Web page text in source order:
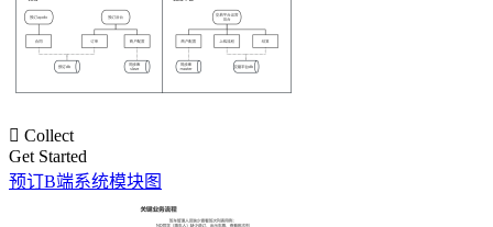
 Collect
Get Started
预订B端系统模块图